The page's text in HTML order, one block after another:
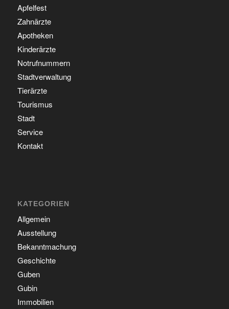
Apfelfest
Zahnärzte
Apotheken
Kinderärzte
Notrufnummern
Stadtverwaltung
Tierärzte
Tourismus
Stadt
Service
Kontakt
KATEGORIEN
Allgemein
Ausstellung
Bekanntmachung
Geschichte
Guben
Gubin
Immobilien